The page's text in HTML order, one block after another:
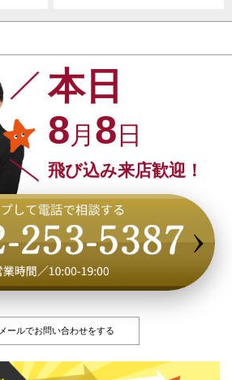
本日
8 月 8 日
飛び込み来店歓迎！
メールでお問い合わせをする